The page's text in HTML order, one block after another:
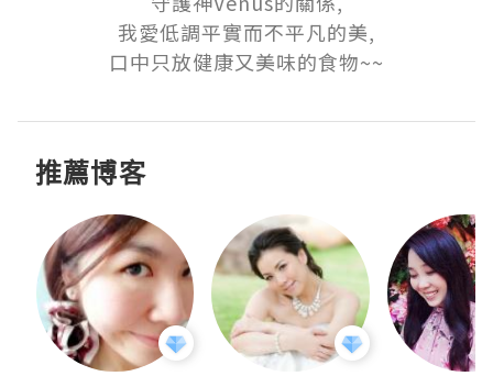
我愛低調平實而不平凡的美,
口中只放健康又美味的食物~~
推薦博客